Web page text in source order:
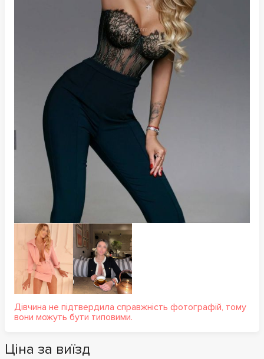
Дівчина не підтвердила справжність фотографій, тому
вони можуть бути типовими.
Ціна за виїзд